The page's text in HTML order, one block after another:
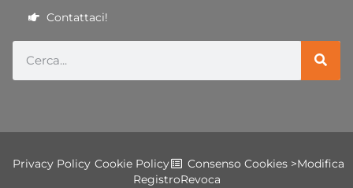
Contattaci!
Privacy Policy Cookie Policy Consenso Cookies >Modifica
RegistroRevoca